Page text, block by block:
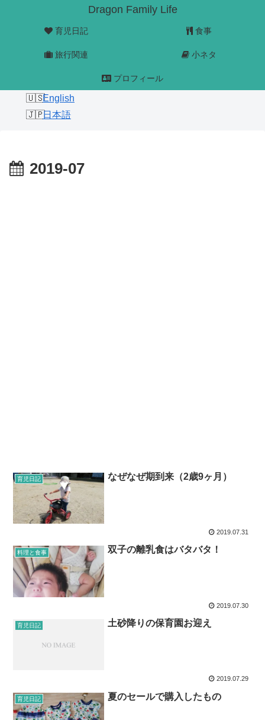
Dragon Family Life
育児日記 食事
旅行関連 小ネタ
プロフィール
English
日本語
2019-07
育児日記 なぜなぜ期到来（2歳9ヶ月）
2019.07.31
料理と食事 双子の離乳食はバタバタ！
2019.07.30
育児日記 土砂降りの保育園お迎え
2019.07.29
育児日記 夏のセールで購入したもの